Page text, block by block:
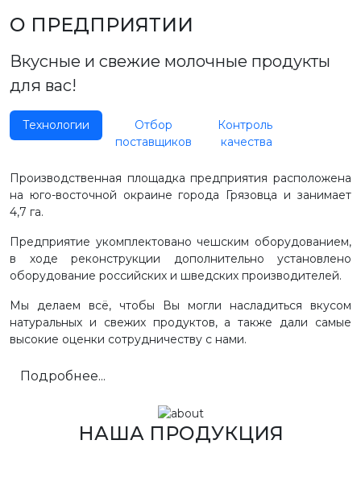
О ПРЕДПРИЯТИИ
Вкусные и свежие молочные продукты
для вас!
Технологии
Отбор
поставщиков
Контроль
качества
Производственная площадка предприятия расположена
на юго-восточной окраине города Грязовца и занимает
4,7 га.
Предприятие укомплектовано чешским оборудованием,
в ходе реконструкции дополнительно установлено
оборудование российских и шведских производителей.
Мы делаем всё, чтобы Вы могли насладиться вкусом
натуральных и свежих продуктов, а также дали самые
высокие оценки сотрудничеству с нами.
Подробнее...
НАША ПРОДУКЦИЯ